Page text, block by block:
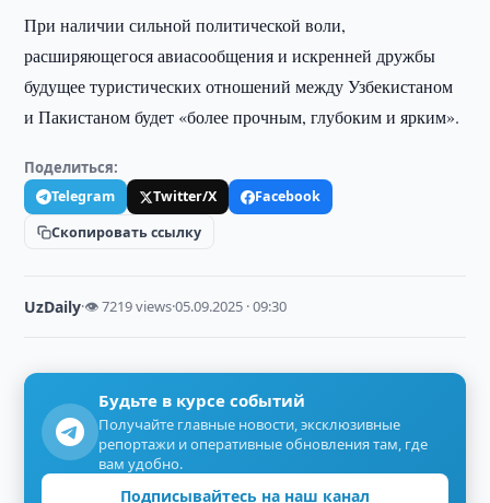
При наличии сильной политической воли,
расширяющегося авиасообщения и искренней дружбы
будущее туристических отношений между Узбекистаном
и Пакистаном будет «более прочным, глубоким и ярким».
Поделиться:
Telegram Twitter/X
Facebook
Скопировать ссылку
UzDaily·👁 7219 views·05.09.2025 · 09:30
Будьте в курсе событий
Получайте главные новости, эксклюзивные
репортажи и оперативные обновления там, где
вам удобно.
Подписывайтесь на наш канал